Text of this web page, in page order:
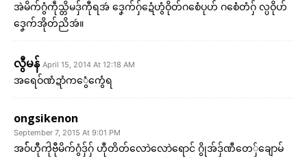
အဲမိက်ဂွံကဵုသ္တိမဒှ်ကီုရအဴ ဒၞေက်ဂှ်ဍေံဟွံဝိုတ်ဂစေံပုဟ် ဂစေံတံဂှ် လ္ပဝိုဟ်
ဒၞေက်အိုတ်ညိအဴ။
လွီမန် April 15, 2014 At 12:18 AM
အရေဝ်ဏံဍာံက​ွေံကွေံရ
ongsikenon
September 7, 2015 At 9:01 PM
အဝ််ဟီုကႝုဗီုမိက်ဂွံဒ်ှဂ်ှ ဟီုတိတ်လောဲလောဲရောင် ဂွိုအ်ဒ်ှဏီတေ်ှချောမ်